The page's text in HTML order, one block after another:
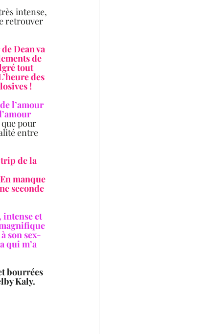
intense,
retrouver
Dean va
de
tout
des
!
l’amour
pour
entre
de la
manque
seconde
intense et
son sex-
qui m’a
bourrées
Kaly.